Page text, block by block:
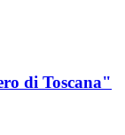
di Toscana"